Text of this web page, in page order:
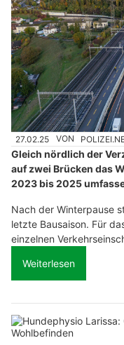
27.02.25 VON
Gleich nördlich der
auf zwei Brücken das
2023 bis 2025
Nach der Winterpause
letzte Bausaison. Für
einzelnen
Weiterlesen